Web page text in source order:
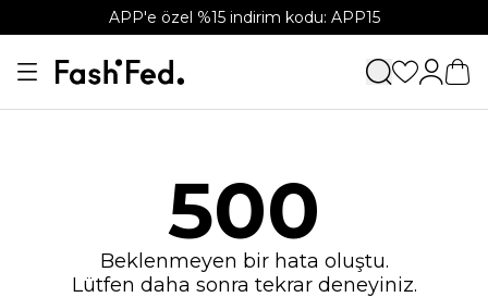
APP'e özel %15 indirim kodu: APP15
500
Beklenmeyen bir hata oluştu.
Lütfen daha sonra tekrar deneyiniz.